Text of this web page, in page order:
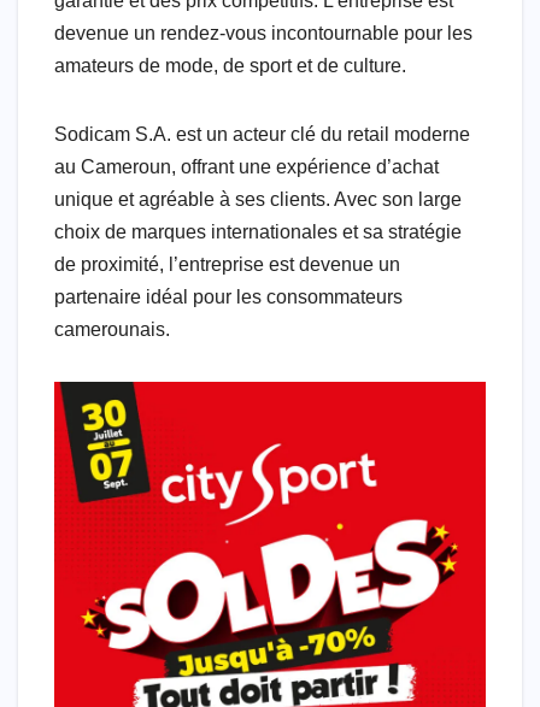
devenue un rendez-vous incontournable pour les
amateurs de mode, de sport et de culture.
Sodicam S.A. est un acteur clé du retail moderne
au Cameroun, offrant une expérience d’achat
unique et agréable à ses clients. Avec son large
choix de marques internationales et sa stratégie
de proximité, l’entreprise est devenue un
partenaire idéal pour les consommateurs
camerounais.